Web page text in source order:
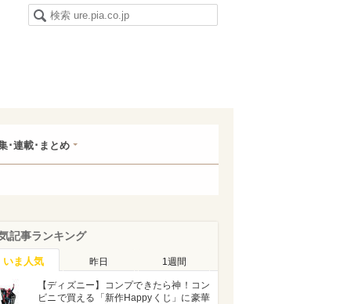
･連載･まとめ
記事ランキング
いま人気 昨日 1週間
【ディズニー】コンプできたら神！コン
ビニで買える「新作Happyくじ」に豪華